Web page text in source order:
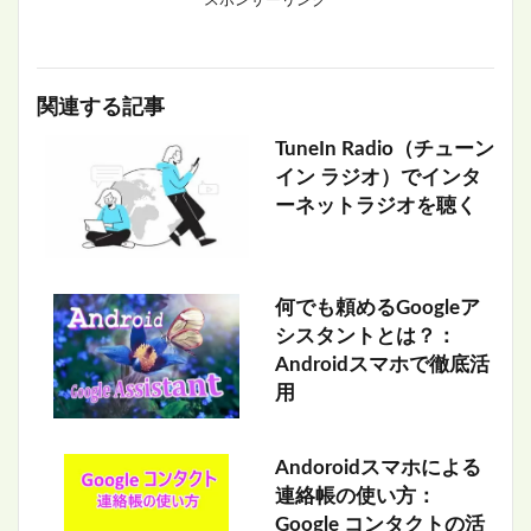
関連する記事
TuneIn Radio（チューン
イン ラジオ）でインタ
ーネットラジオを聴く
何でも頼めるGoogleア
シスタントとは？：
Androidスマホで徹底活
用
Andoroidスマホによる
連絡帳の使い方：
Google コンタクトの活